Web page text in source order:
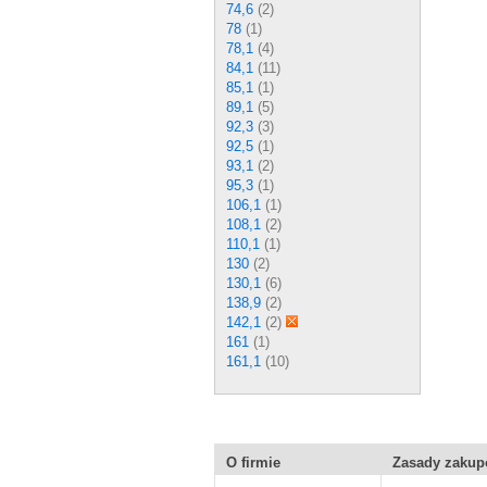
74,6 (2)
78 (1)
78,1 (4)
84,1 (11)
85,1 (1)
89,1 (5)
92,3 (3)
92,5 (1)
93,1 (2)
95,3 (1)
106,1 (1)
108,1 (2)
110,1 (1)
130 (2)
130,1 (6)
138,9 (2)
142,1 (2)
161 (1)
161,1 (10)
O firmie
Zasady